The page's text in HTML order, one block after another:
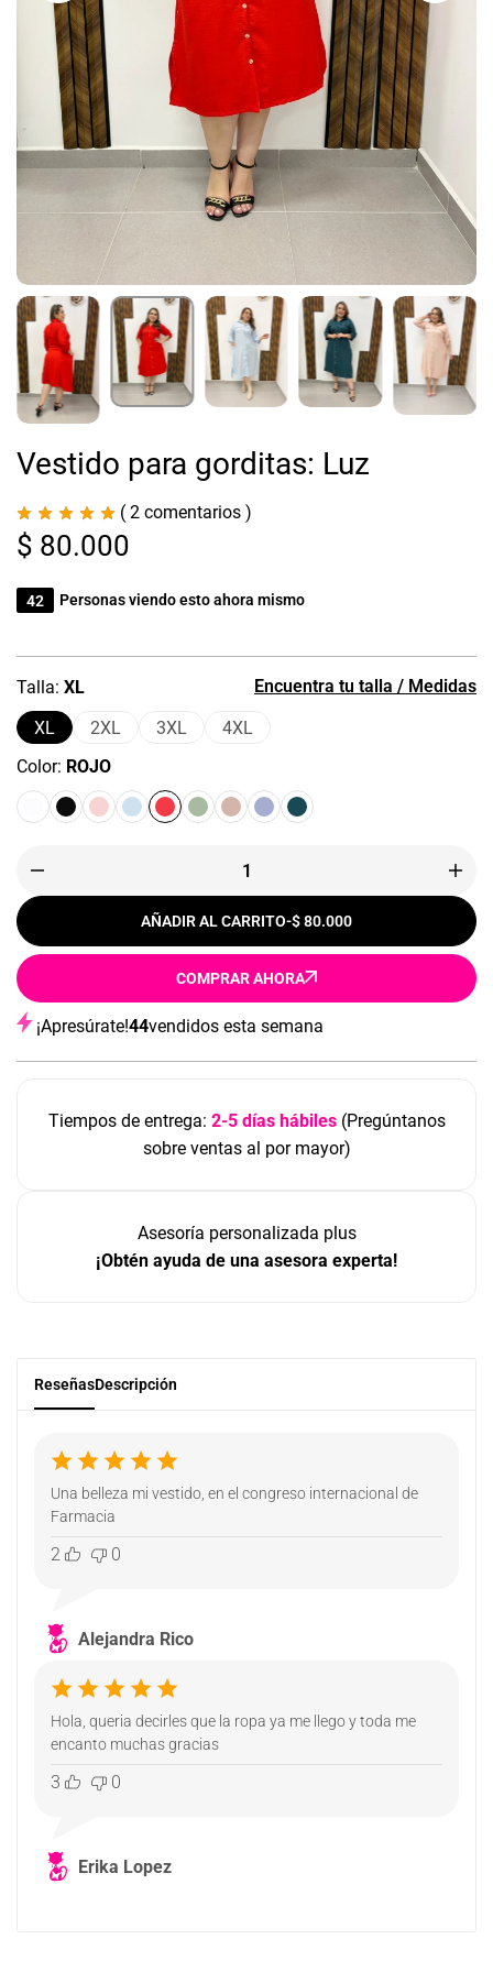
Vestido para gorditas: Luz
( 2 comentarios )
$ 80.000
43 Personas viendo esto ahora mismo
Talla XL
XL
2XL 3XL 4XL
Encuentra tu talla / Medidas
Color ROJO
AÑADIR AL CARRITO-$ 80.000
COMPRAR AHORA
¡Apresúrate!44vendidos esta semana
Tiempos de entrega: 2-5 días hábiles(Pregúntanos
sobre ventas al por mayor)
Asesoría personalizada plus
¡Obtén ayuda de una asesora experta!
ReseñasDescripción
Una belleza mi vestido, en el congreso internacional de
Farmacia
2 0
Alejandra Rico
Hola, queria decirles que la ropa ya me llego y toda me
encanto muchas gracias
3 0
Erika Lopez